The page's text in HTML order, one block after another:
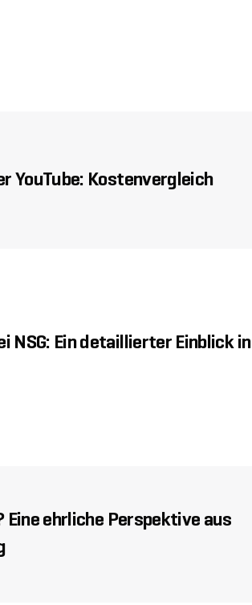
YouTube: Kostenvergleich
NSG: Ein detaillierter Einblick in
Eine ehrliche Perspektive aus